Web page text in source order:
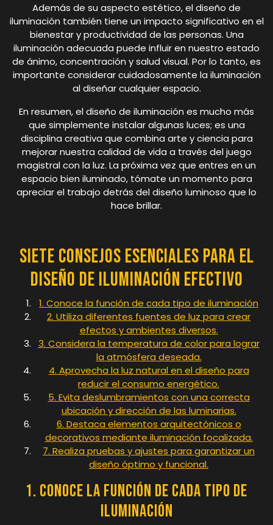
Además de su aspecto estético, el diseño de
iluminación también tiene un impacto significativo en el
bienestar y productividad de las personas. Una
iluminación adecuada puede influir en nuestro estado
de ánimo, concentración y salud visual. Por lo tanto, es
importante considerar cuidadosamente la iluminación
al diseñar cualquier espacio.
En resumen, el diseño de iluminación es mucho más
que simplemente instalar algunas luces; es una
disciplina creativa que combina arte y ciencia para
mejorar nuestra calidad de vida a través del juego
magistral con la luz. La próxima vez que entres en un
espacio bien iluminado, tómate un momento para
apreciar el trabajo detrás del diseño luminoso que lo
hace brillar.
Siete Consejos Esenciales para el
Diseño de Iluminación Efectivo
1. Conoce la función de cada tipo de iluminación
2. Utiliza diferentes fuentes de luz para crear
efectos y ambientes diversos.
3. Considera la temperatura de color para lograr
la atmósfera deseada.
4. Aprovecha la luz natural en el diseño para
reducir el consumo energético.
5. Evita deslumbramientos con una correcta
ubicación y dirección de las luminarias.
6. Destaca elementos arquitectónicos o
decorativos mediante iluminación focalizada.
7. Realiza pruebas y ajustes para garantizar un
diseño óptimo y funcional.
1. Conoce la función de cada tipo de
iluminación